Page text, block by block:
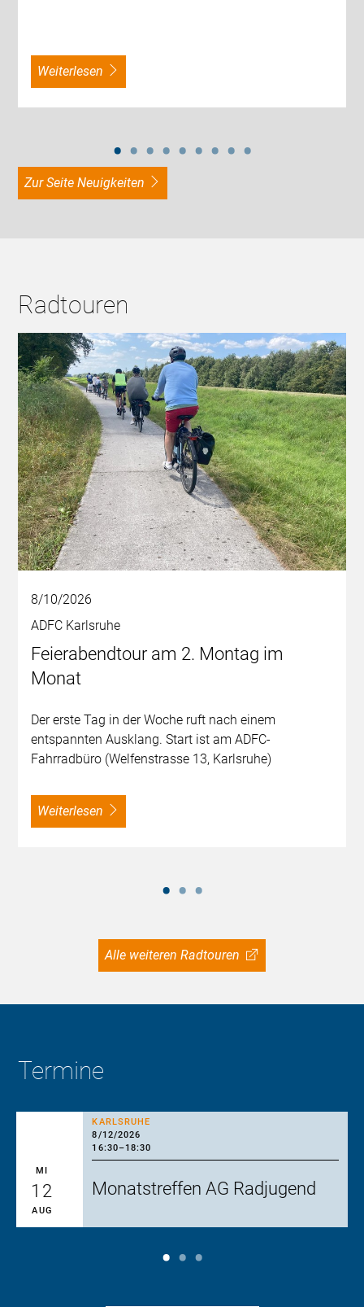
weiterlesen
zur Seite Neuigkeiten
Radtouren
8/10/2026
ADFC Karlsruhe
Feierabendtour am 2. Montag im
Monat
Der erste Tag in der Woche ruft nach einem
entspannten Ausklang. Start ist am ADFC-
Fahrradbüro (Welfenstrasse 13, Karlsruhe)
weiterlesen
Alle weiteren Radtouren
Termine
KARLSRUHE
8/12/2026
16:30–18:30
MI
12
AUG
Monatstreffen AG Radjugend